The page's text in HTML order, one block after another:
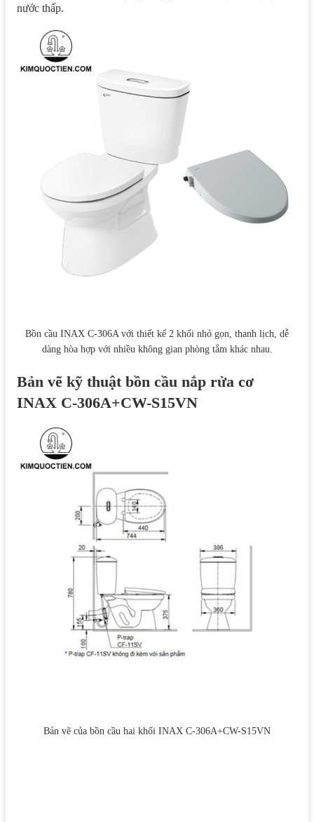
nước thấp.
Bồn cầu INAX C-306A với thiết kế 2 khối nhỏ gọn, thanh lịch, dễ
dàng hòa hợp với nhiều không gian phòng tắm khác nhau.
Bản vẽ kỹ thuật bồn cầu nắp rửa cơ
INAX C-306A+CW-S15VN
Bản vẽ của bồn cầu hai khối INAX C-306A+CW-S15VN